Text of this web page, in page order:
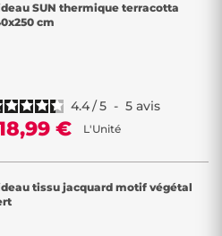
SUN thermique terracotta
cm
4.4/5 - 5 avis
€ L'Unité
tissu jacquard motif végétal